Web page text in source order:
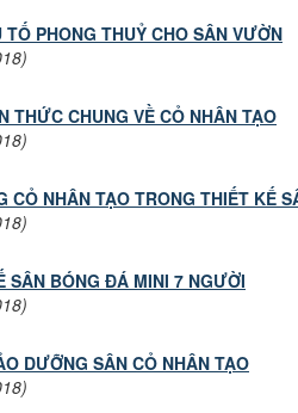
TỐ PHONG THUỶ CHO SÂN VƯỜN
THỨC CHUNG VỀ CỎ NHÂN TẠO
CỎ NHÂN TẠO TRONG THIẾT KẾ
SÂN BÓNG ĐÁ MINI 7 NGƯỜI
DƯỠNG SÂN CỎ NHÂN TẠO